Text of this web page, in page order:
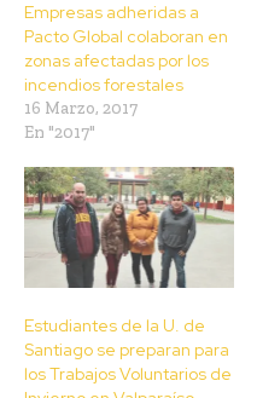
Empresas adheridas a
Pacto Global colaboran en
zonas afectadas por los
incendios forestales
16 Marzo, 2017
En "2017"
Estudiantes de la U. de
Santiago se preparan para
los Trabajos Voluntarios de